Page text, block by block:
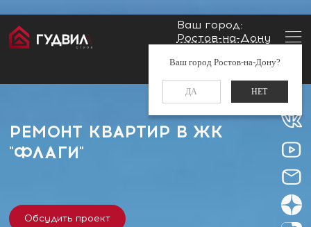
Ваш город:
Ростов-на-Дону
Ваш город Ростов-на-Дону?
ДА НЕТ
Заказать звонок
Главная Застройщики
РЕМОНТ КВАРТИР В ЖК
"ФЛАГИ"
Обсудить проект